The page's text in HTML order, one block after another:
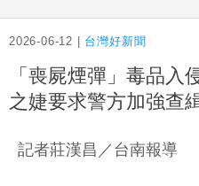
2026-06-12 | 台灣好新聞
「喪屍煙彈」毒品
之婕要求警方加強查
記者莊漢昌／台南報導